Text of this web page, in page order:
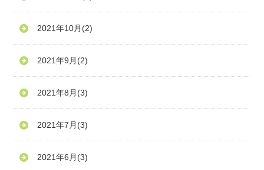
2021年10月 (2)
2021年9月 (2)
2021年8月 (3)
2021年7月 (3)
2021年6月 (3)